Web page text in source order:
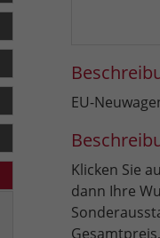
EU-
Klicken Sie
dann Ihre